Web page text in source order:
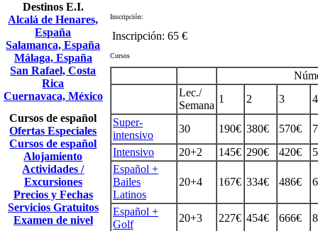
Destinos E.I.
Alcalá de Henares,
España
Salamanca, España
Málaga, España
San Rafael, Costa
Rica
Cuernavaca, México
Cursos de español
Ofertas Especiales
Cursos de español
Alojamiento
Actividades /
Excursiones
Precios y Fechas
Servicios Gratuitos
Examen de nivel
Inscripción:
Inscripción: 65 €
Cursos
Lec./
Semana
1 2 3
4
Super-
intensivo
30 190€ 380€ 570€
Intensivo
20+2 145€ 290€ 420€
Español +
Bailes
Latinos
20+4 167€ 334€ 486€
Español +
Golf
20+3 227€ 454€ 666€